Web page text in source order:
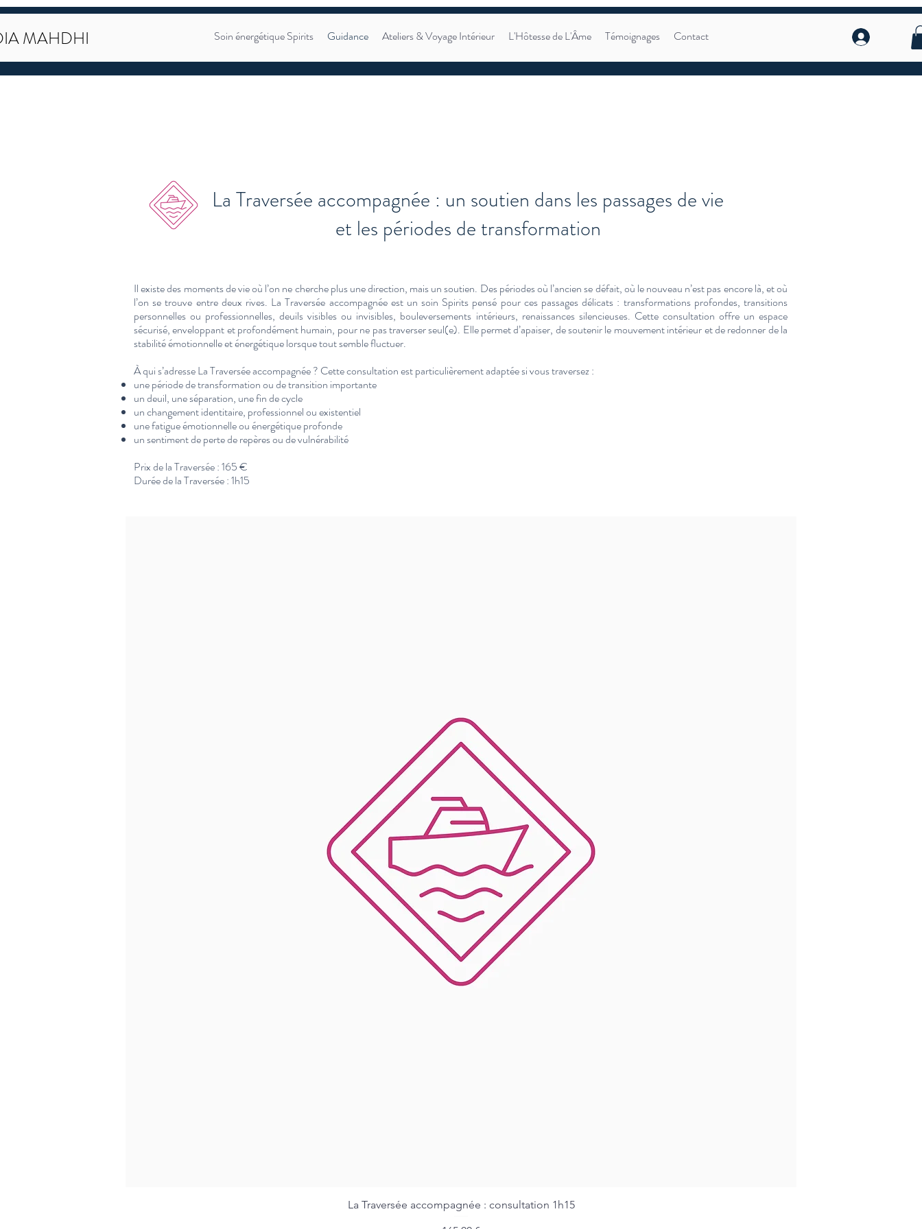
MAHDHI Soin énergétique Spirits Guidance Ateliers & Voyage Intérieur L'Hôtesse de L'Âme Témoignages Contact
La Traversée accompagnée : un soutien dans les passages de vie
et les périodes de transformation
Il existe des moments de vie où l’on ne cherche plus une direction, mais un soutien. Des périodes où l’ancien se défait, où le nouveau n’est pas encore là, et où
l’on se trouve entre deux rives. La Traversée accompagnée est un soin Spirits pensé pour ces passages délicats : transformations profondes, transitions
personnelles ou professionnelles, deuils visibles ou invisibles, bouleversements intérieurs, renaissances silencieuses. Cette consultation offre un espace
sécurisé, enveloppant et profondément humain, pour ne pas traverser seul(e). Elle permet d’apaiser, de soutenir le mouvement intérieur et de redonner de la
stabilité émotionnelle et énergétique lorsque tout semble fluctuer.
À qui s’adresse La Traversée accompagnée ? Cette consultation est particulièrement adaptée si vous traversez :
une période de transformation ou de transition importante
un deuil, une séparation, une fin de cycle
un changement identitaire, professionnel ou existentiel
une fatigue émotionnelle ou énergétique profonde
un sentiment de perte de repères ou de vulnérabilité
Prix de la Traversée : 165 €
Durée de la Traversée : 1h15
La Traversée accompagnée : consultation 1h15